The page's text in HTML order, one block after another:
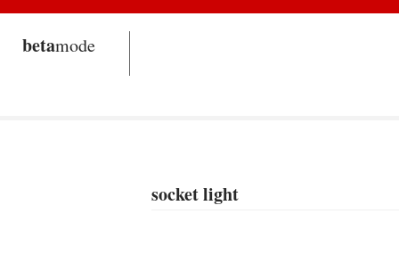
betamode
socket light